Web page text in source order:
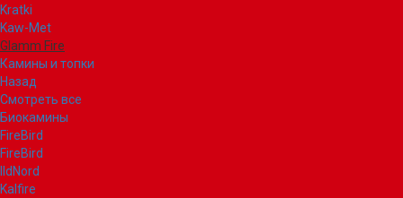
Kratki
Kaw-Met
Glamm Fire
Камины и топки
Назад
Смотреть все
Биокамины
FireBird
FireBird
IldNord
Kalfire